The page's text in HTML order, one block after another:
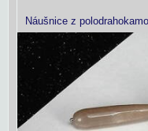
Náušnice z